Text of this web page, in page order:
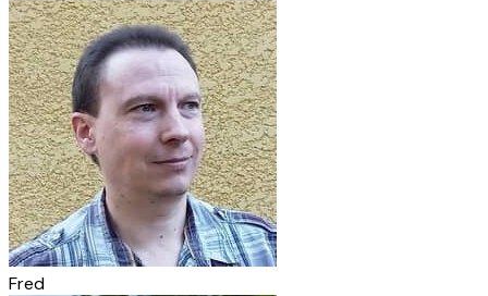
Fred